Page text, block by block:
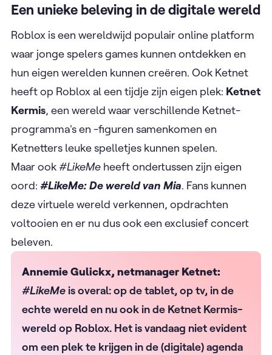
Een unieke beleving in de digitale wereld
Roblox is een wereldwijd populair online platform
waar jonge spelers games kunnen ontdekken en
hun eigen werelden kunnen creëren. Ook Ketnet
heeft op Roblox al een tijdje zijn eigen plek: Ketnet
Kermis, een wereld waar verschillende Ketnet-
programma's en -figuren samenkomen en
Ketnetters leuke spelletjes kunnen spelen.
Maar ook #LikeMe heeft ondertussen zijn eigen
oord: #LikeMe: De wereld van Mia. Fans kunnen
deze virtuele wereld verkennen, opdrachten
voltooien en er nu dus ook een exclusief concert
beleven.
Annemie Gulickx, netmanager Ketnet:
#LikeMe is overal: op de tablet, op tv, in de
echte wereld en nu ook in de Ketnet Kermis-
wereld op Roblox. Het is vandaag niet evident
om een plek te krijgen in de (digitale) agenda